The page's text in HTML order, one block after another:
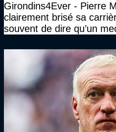
Girondins4Ever - Pierre
clairement brisé sa
souvent de dire qu’un